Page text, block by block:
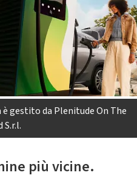
gestito da Plenitude On The
S.r.l.
più vicine.